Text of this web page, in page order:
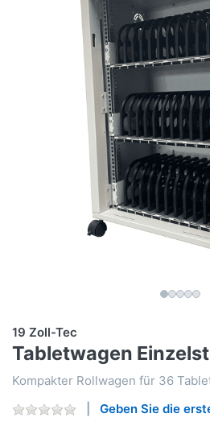
19 Zoll-Tec
Tabletwagen
Kompakter Rollwagen für 36
Geben Sie die